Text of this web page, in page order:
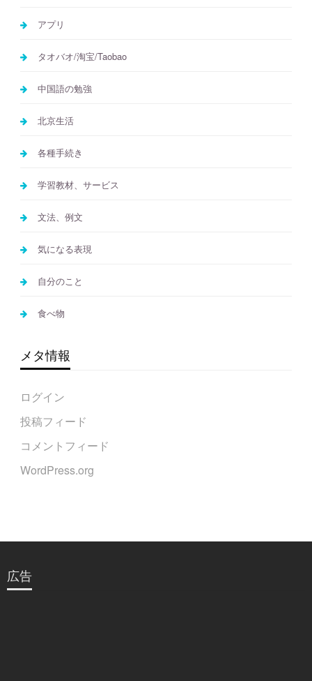
アプリ
タオバオ/淘宝/Taobao
中国語の勉強
北京生活
各種手続き
学習教材、サービス
文法、例文
気になる表現
自分のこと
食べ物
メタ情報
ログイン
投稿フィード
コメントフィード
WordPress.org
広告